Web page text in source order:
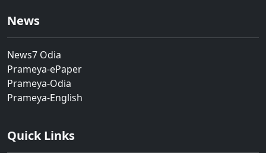
News
News7 Odia
Prameya-ePaper
Prameya-Odia
Prameya-English
Quick Links